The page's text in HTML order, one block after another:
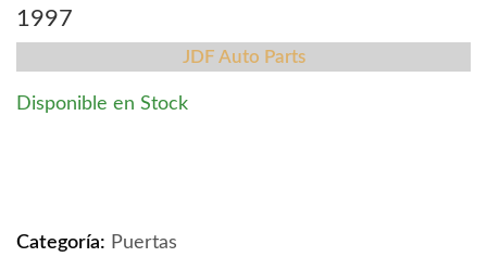
1997
JDF Auto Parts
Disponible en Stock
Categoría: Puertas